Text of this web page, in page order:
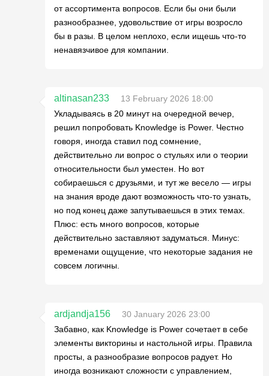
от ассортимента вопросов. Если бы они были
разнообразнее, удовольствие от игры возросло
бы в разы. В целом неплохо, если ищешь что-то
ненавязчивое для компании.
altinasan233
13 February 2026 18:00
Укладываясь в 20 минут на очередной вечер,
решил попробовать Knowledge is Power. Честно
говоря, иногда ставил под сомнение,
действительно ли вопрос о стульях или о теории
относительности был уместен. Но вот
собираешься с друзьями, и тут же весело — игры
на знания вроде дают возможность что-то узнать,
но под конец даже запутываешься в этих темах.
Плюс: есть много вопросов, которые
действительно заставляют задуматься. Минус:
временами ощущение, что некоторые задания не
совсем логичны.
ardjandja156
30 January 2026 23:00
Забавно, как Knowledge is Power сочетает в себе
элементы викторины и настольной игры. Правила
просты, а разнообразие вопросов радует. Но
иногда возникают сложности с управлением,